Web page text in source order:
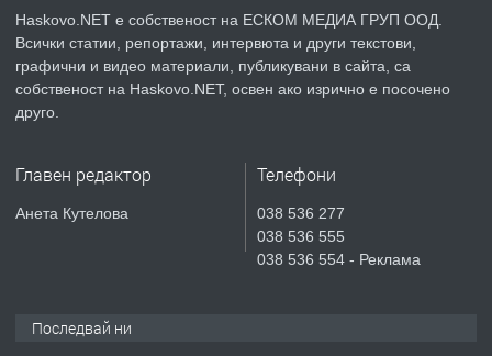
преди 5 дни
ПРЕДЛАГА СГЛОБЯВАНЕ НА МЕБЕЛИ.
№4119 Едностаен обзаведен
Haskovo.NET е собственост на ЕСКОМ МЕДИА ГРУП ООД.
Всички статии, репортажи, интервюта и други текстови,
графични и видео материали, публикувани в сайта, са
собственост на Haskovo.NET, освен ако изрично е посочено
друго.
Главен редактор
Анета Кутелова
Телефони
038 536 277
038 536 555
038 536 554 - Реклама
Последвай ни